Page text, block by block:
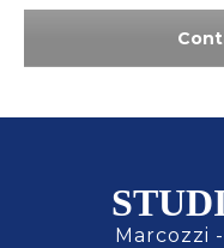
Marcozzi